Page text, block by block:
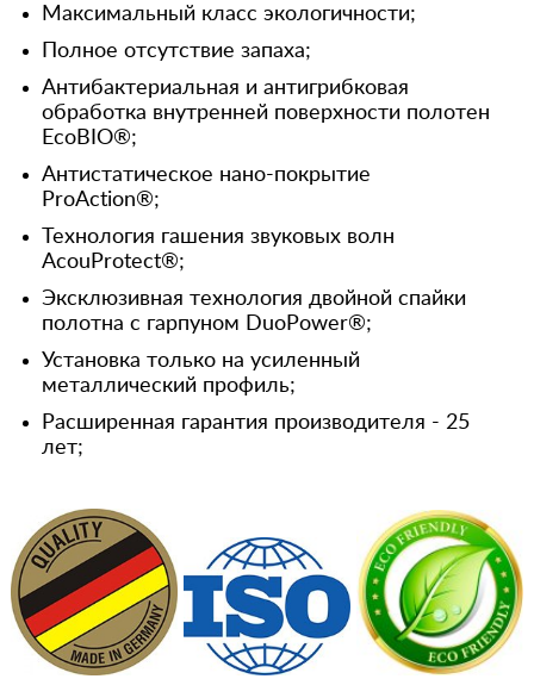
Максимальный класс экологичности;
Полное отсутствие запаха;
Антибактериальная и антигрибковая
обработка внутренней поверхности полотен
EcoBIO®;
Антистатическое нано-покрытие
ProAction®;
Технология гашения звуковых волн
AcouProtect®;
Эксклюзивная технология двойной спайки
полотна с гарпуном DuoPower®;
Установка только на усиленный
металлический профиль;
Расширенная гарантия производителя - 25
лет;